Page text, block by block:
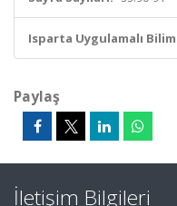
Isparta Uygulamalı
Paylaş
İletişim Bilgileri